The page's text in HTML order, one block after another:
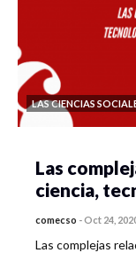
LAS CIENCIAS
Las
ciencia,
comecso -Oct 24,
Las complejas